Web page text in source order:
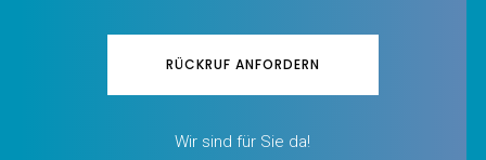
RÜCKRUF ANFORDERN
Wir sind für Sie da!